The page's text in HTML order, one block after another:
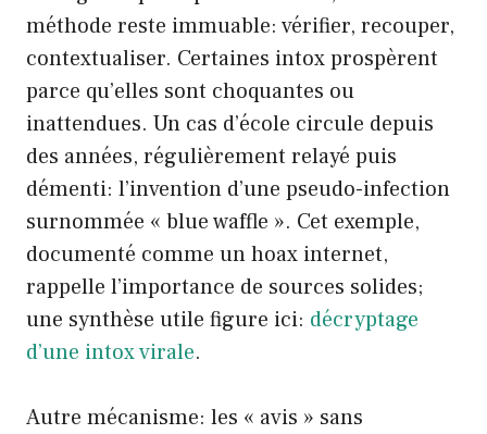
méthode reste immuable: vérifier, recouper,
contextualiser. Certaines intox prospèrent
parce qu’elles sont choquantes ou
inattendues. Un cas d’école circule depuis
des années, régulièrement relayé puis
démenti: l’invention d’une pseudo-infection
surnommée « blue waffle ». Cet exemple,
documenté comme un hoax internet,
rappelle l’importance de sources solides;
une synthèse utile figure ici: décryptage
d’une intox virale.
Autre mécanisme: les « avis » sans